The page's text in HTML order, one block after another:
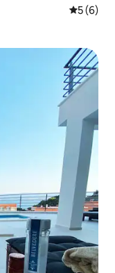
Vidutinis
5 (6)